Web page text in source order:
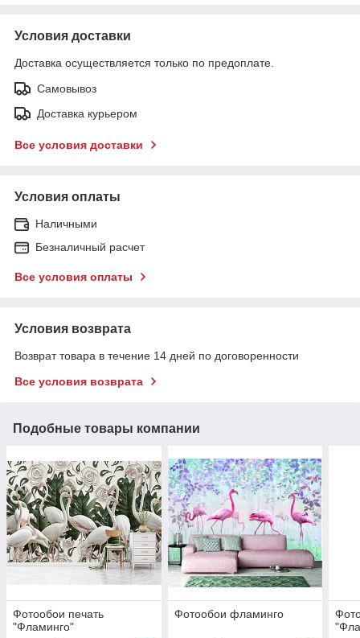
Условия доставки
Доставка осуществляется только по предоплате.
Самовывоз
Доставка курьером
Все условия доставки
Условия оплаты
Наличными
Безналичный расчет
Все условия оплаты
Условия возврата
Возврат товара в течение 14 дней по договоренности
Все условия возврата
Подобные товары компании
Фотообои печать
"Фламинго"
Фотообои фламинго